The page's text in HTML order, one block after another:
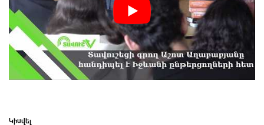
Կիսվել